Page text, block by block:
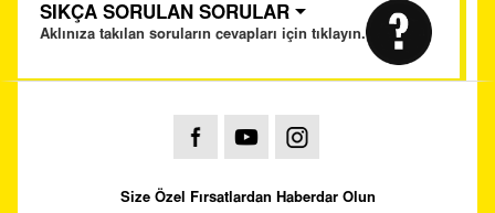
SIKÇA SORULAN SORULAR
Aklınıza takılan soruların cevapları için tıklayın.
Size Özel Fırsatlardan Haberdar Olun